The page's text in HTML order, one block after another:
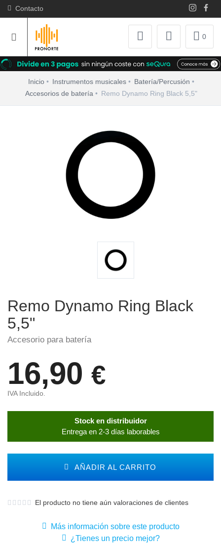
Contacto
0
Inicio Instrumentos musicales
Batería/Percusión
Accesorios de batería
Remo Dynamo Ring Black 5,5"
Remo Dynamo Ring Black
5,5"
Accesorio para batería
16,90 €
IVA Incluido.
Stock en distribuidor
Entrega en 2-3 días laborables
AÑADIR AL CARRITO
El producto no tiene aún valoraciones de clientes
Más información sobre este producto
¿Tienes un precio mejor?